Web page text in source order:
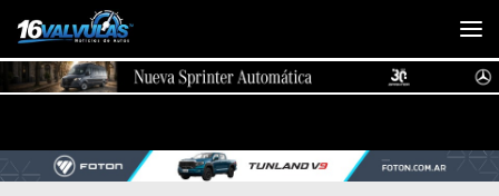
Saltar al contenido